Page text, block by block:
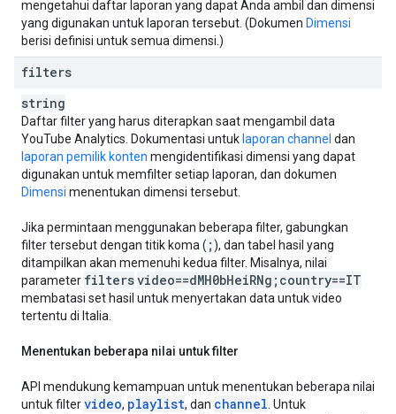
mengetahui daftar laporan yang dapat Anda ambil dan dimensi
yang digunakan untuk laporan tersebut. (Dokumen Dimensi
berisi definisi untuk semua dimensi.)
filters
string
Daftar filter yang harus diterapkan saat mengambil data
YouTube Analytics . Dokumentasi untuk laporan channel dan
laporan pemilik konten mengidentifikasi dimensi yang dapat
digunakan untuk memfilter setiap laporan, dan dokumen
Dimensi menentukan dimensi tersebut.
Jika permintaan menggunakan beberapa filter, gabungkan
filter tersebut dengan titik koma ( ;), dan tabel hasil yang
ditampilkan akan memenuhi kedua filter. Misalnya, nilai
parameter filtersvideo==dMH0bHeiRNg;country==IT
membatasi set hasil untuk menyertakan data untuk video
tertentu di Italia.
Menentukan beberapa nilai untuk filter
API mendukung kemampuan untuk menentukan beberapa nilai
untuk filtervideo, playlist, dan channel . Untuk